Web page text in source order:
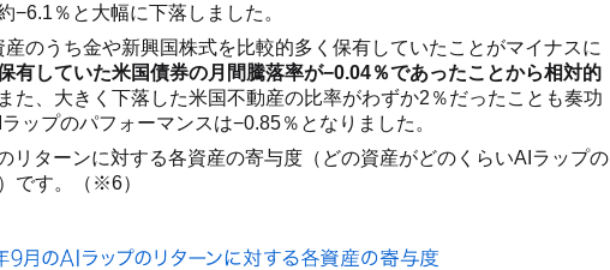
−6.1％と大幅に下落しました。
のうち金や新興国株式を比較的多く保有していたことがマイナスに
有していた米国債券の月間騰落率が−0.04％であったことから相対的
た、大きく下落した米国不動産の比率がわずか2％だったことも奏功
ップのパフォーマンスは−0.85％となりました。
リターンに対する各資産の寄与度（どの資産がどのくらいAIラップの
です。（※6）